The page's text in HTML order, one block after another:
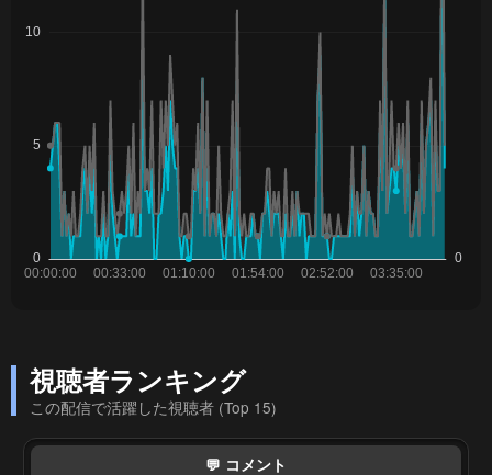
視聴者ランキング
この配信で活躍した視聴者 (Top 15)
💬 コメント